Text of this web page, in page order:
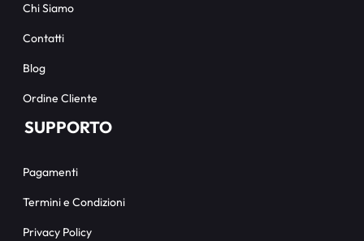
Chi Siamo
Contatti
Blog
Ordine Cliente
SUPPORTO
Pagamenti
Termini e Condizioni
Privacy Policy